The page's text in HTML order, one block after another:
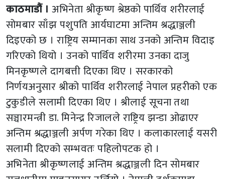
काठमाडौं । अभिनेता श्रीकृष्ण श्रेष्ठको पार्थिव शरीरलाई
सोमबार साँझ पशुपति आर्यघाटमा अन्तिम श्रद्धाञ्जली
दिइएको छ । राष्ट्रिय सम्मानका साथ उनको अन्तिम विदाइ
गरिएको थियो । उनको पार्थिव शरीरमा उनका दाजु
मिनकृष्णले दागबत्ती दिएका थिए । सरकारको
निर्णयअनुसार श्रीको पार्थिव शरीरलाई नेपाल प्रहरीको एक
टुकुडीले सलामी दिएका थिए । श्रीलाई सूचना तथा
सञ्चारमन्त्री डा. मिनेन्द्र रिजालले राष्ट्रिय झन्डा ओढाएर
अन्तिम श्रद्धाञ्जली अर्पण गरेका थिए । कलाकारलाई यसरी
सलामी दिएको सम्भवतः पहिलोपटक हो ।
अभिनेता श्रीकृष्णलाई अन्तिम श्रद्धाञ्जली दिन सोमबार